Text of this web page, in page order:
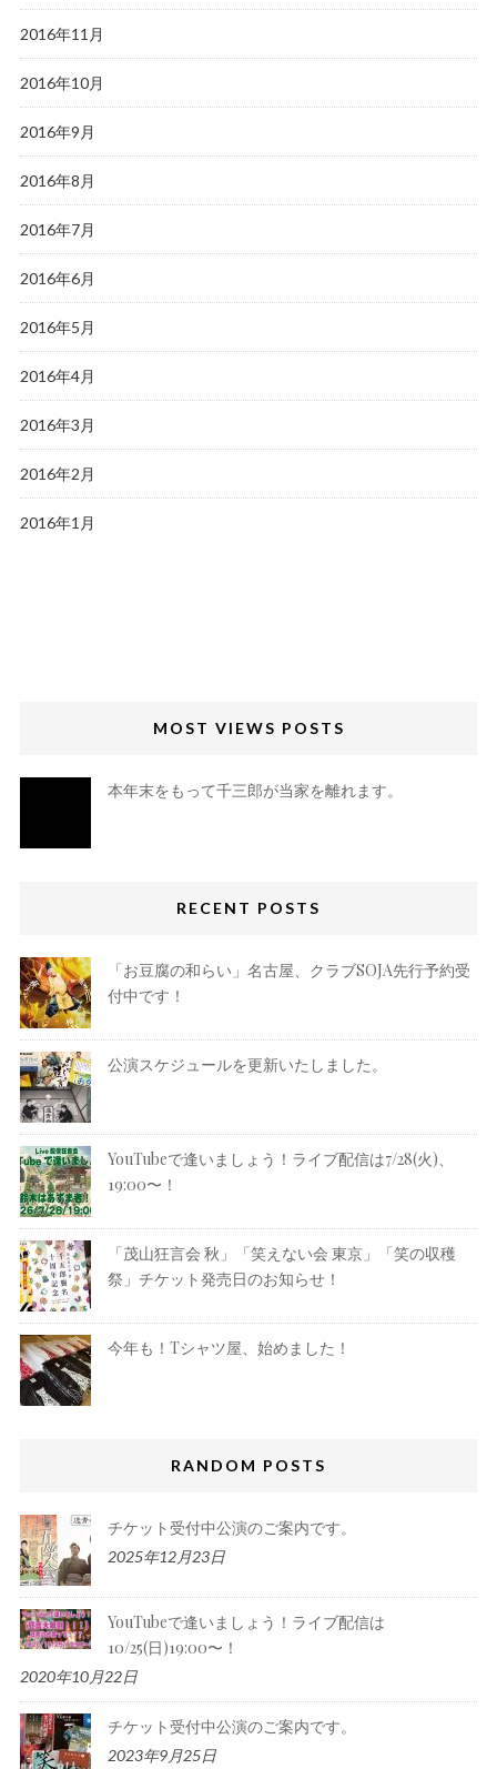
2016年11月
2016年10月
2016年9月
2016年8月
2016年7月
2016年6月
2016年5月
2016年4月
2016年3月
2016年2月
2016年1月
MOST VIEWS POSTS
本年末をもって千三郎が当家を離れます。
RECENT POSTS
「お豆腐の和らい」名古屋、クラブSOJA先行予約受
付中です！
公演スケジュールを更新いたしました。
YouTubeで逢いましょう！ライブ配信は7/28(火)、
19:00〜！
「茂山狂言会 秋」「笑えない会 東京」「笑の収穫
祭」チケット発売日のお知らせ！
今年も！Tシャツ屋、始めました！
RANDOM POSTS
チケット受付中公演のご案内です。
2025年12月23日
YouTubeで逢いましょう！ライブ配信は
10/25(日)19:00〜！
2020年10月22日
チケット受付中公演のご案内です。
2023年9月25日